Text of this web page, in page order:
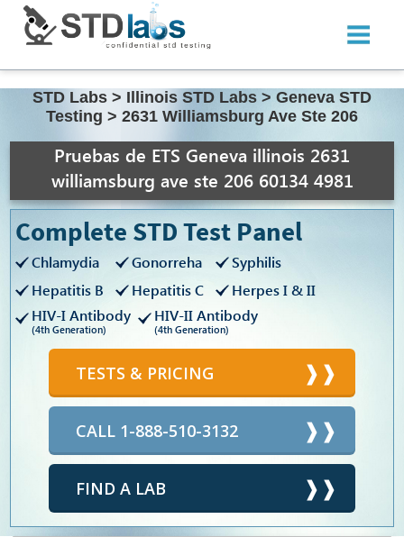
STD Labs > Illinois STD Labs > Geneva STD
Testing > 2631 Williamsburg Ave Ste 206
Pruebas de ETS Geneva illinois 2631
williamsburg ave ste 206 60134 4981
Complete STD Test Panel
Chlamydia Gonorreha
Syphilis
Hepatitis B
Hepatitis C
Herpes I & II
HIV-I Antibody
(4th Generation)
HIV-II Antibody
(4th Generation)
TESTS & PRICING
CALL 1-888-510-3132
FIND A LAB